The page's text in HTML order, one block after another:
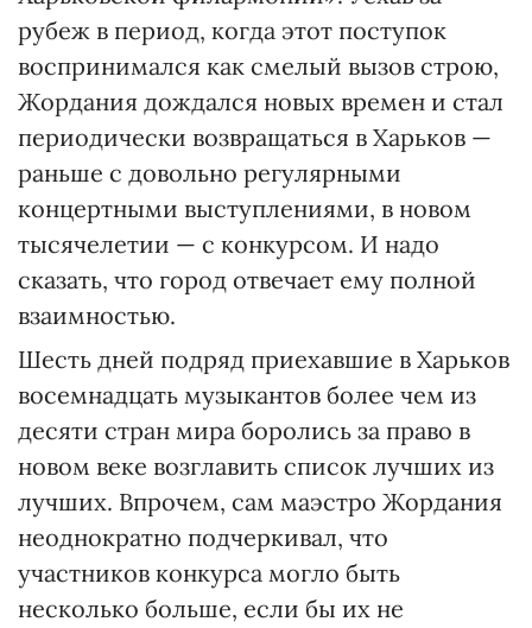
рубеж в период, когда этот поступок
воспринимался как смелый вызов строю,
Жордания дождался новых времен и стал
периодически возвращаться в Харьков —
раньше с довольно регулярными
концертными выступлениями, в новом
тысячелетии — с конкурсом. И надо
сказать, что город отвечает ему полной
взаимностью.
Шесть дней подряд приехавшие в Харьков
восемнадцать музыкантов более чем из
десяти стран мира боролись за право в
новом веке возглавить список лучших из
лучших. Впрочем, сам маэстро Жордания
неоднократно подчеркивал, что
участников конкурса могло быть
несколько больше, если бы их не